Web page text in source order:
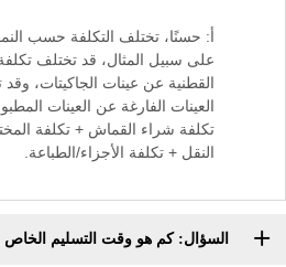
أ: حسنًا، تختلف التكلفة حسب
على سبيل المثال، قد تختلف
القطنية عن عينات الجاكيتات،
العينات الفارغة عن العينات
تكلفة شراء القماش + تكلفة
النقل + تكلفة الأجزاء/الطباعة.
السؤال: كم هو وقت التسليم الخاص